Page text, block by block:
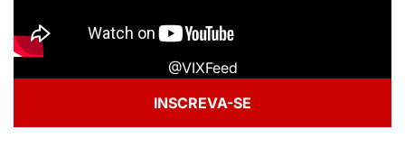
@VIXFeed
INSCREVA-SE